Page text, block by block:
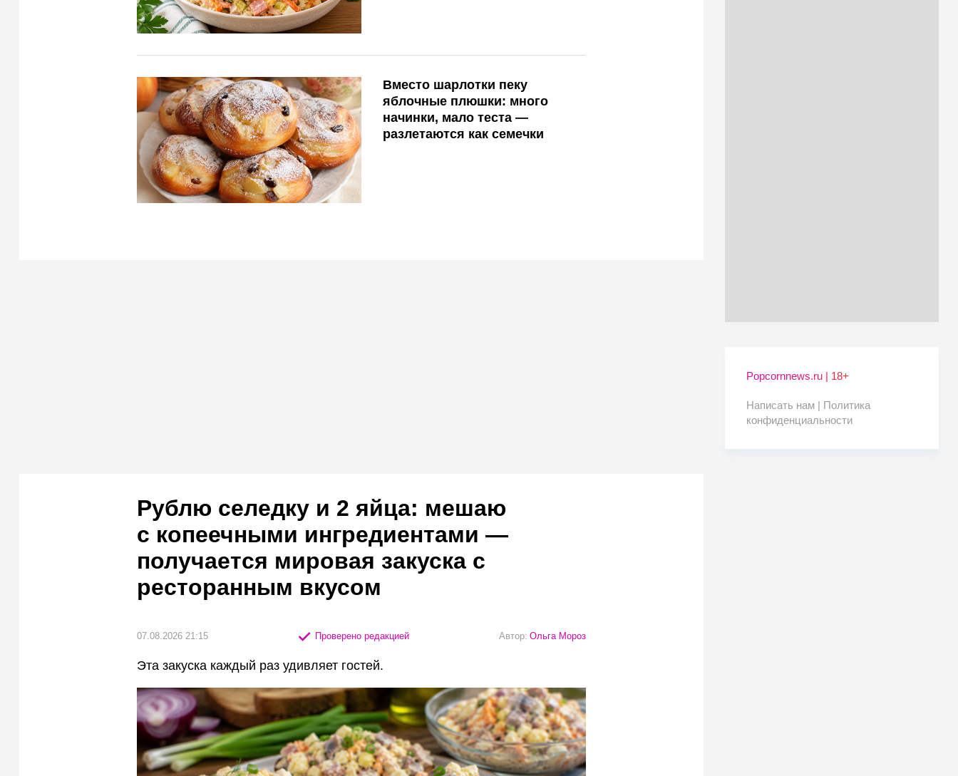
Вместо шарлотки пеку
яблочные плюшки: много
начинки, мало теста —
разлетаются как семечки
Рублю селедку и 2 яйца: мешаю
с копеечными ингредиентами —
получается мировая закуска с
ресторанным вкусом
07.08.2026 21:15 Проверено редакцией Автор: Ольга Мороз
Эта закуска каждый раз удивляет гостей.
Popcornnews.ru | 18+
Написать нам | Политика
конфиденциальности